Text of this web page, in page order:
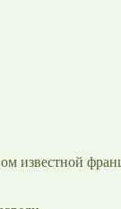
известной